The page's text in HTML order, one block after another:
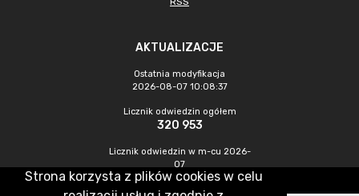
AKTUALIZACJE
Ostatnia modyfikacja
2026-08-07 10:08:37
Licznik odwiedzin ogółem
320 953
Licznik odwiedzin w m-cu 2026-
07
1 012
Strona korzysta z plików cookies w celu